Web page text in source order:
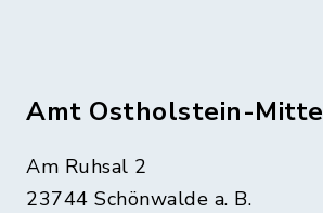
Amt Ostholstein-Mitte
Am Ruhsal 2
23744 Schönwalde a. B.